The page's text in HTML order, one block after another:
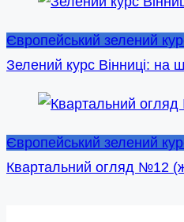
Європейський зелений
Зелений курс Вінниці: на
Європейський зелений
Квартальний огляд №12